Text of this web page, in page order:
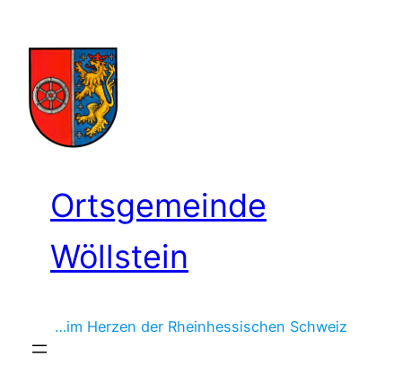
springen
Ortsgemeinde
Wöllstein
…im Herzen der Rheinhessischen Schweiz